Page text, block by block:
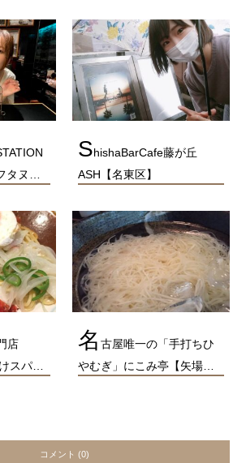
タヌ…
ShishaBarCafe藤が丘
ASH【名東区】
店
スパ…
名 古屋唯一の「手打ちひ
やむぎ」にこみ亭【矢場…
コメント (0)